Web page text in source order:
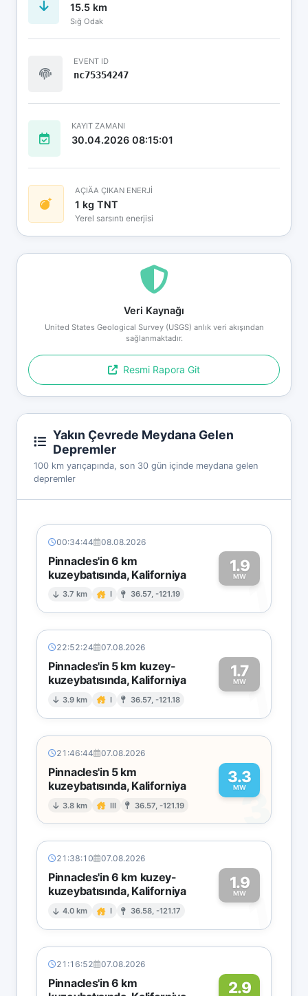
15.5 km
Sığ Odak
EVENT ID
nc75354247
KAYIT ZAMANI
30.04.2026 08:15:01
AÇIÄA ÇIKAN ENERJİ
1 kg TNT
Yerel sarsıntı enerjisi
Veri Kaynağı
United States Geological Survey (USGS) anlık veri akışından
sağlanmaktadır.
Resmi Rapora Git
Yakın Çevrede Meydana Gelen
Depremler
100 km yarıçapında, son 30 gün içinde meydana gelen
depremler
00:34:44 08.08.2026
Pinnacles'in 6 km
kuzeybatısında, Kaliforniya
3.7 km I 36.57, -121.19
1.9
MW1
22:52:24 07.08.2026
Pinnacles'in 5 km kuzey-
kuzeybatısında, Kaliforniya
3.9 km I 36.57, -121.18
1.7
MW1
21:46:44 07.08.2026
Pinnacles'in 5 km
kuzeybatısında, Kaliforniya
3.8 km III 36.57, -121.19
3.3
MW
3
21:38:10 07.08.2026
Pinnacles'in 6 km kuzey-
kuzeybatısında, Kaliforniya
4.0 km I 36.58, -121.17
1.9
MW1
21:16:52 07.08.2026
Pinnacles'in 6 km
2.9